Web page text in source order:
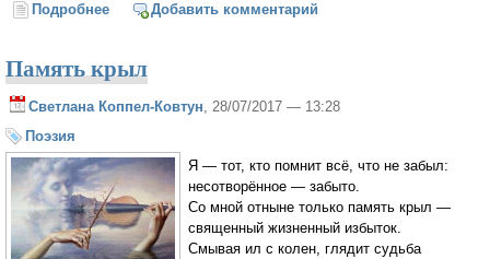
Подробнее о Закон противоречия.
Добавить комментарий
Память крыл
Светлана Коппел-Ковтун, 28/07/2017 — 13:28
Поэзия
Я — тот, кто помнит всё, что не забыл:
несотворённое — забыто.
Со мной отныне только память крыл —
священный жизненный избыток.
Смывая ил с колен, глядит судьба